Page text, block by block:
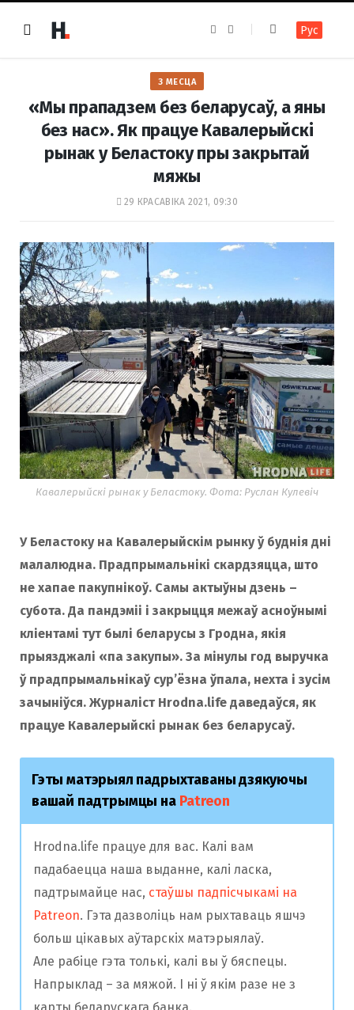
e
k
t
a
m
Рус
З МЕСЦА
«Мы прападзем без беларусаў, а яны
без нас». Як працуе Кавалерыйскі
рынак у Беластоку пры закрытай
мяжы
29 КРАСАВІКА 2021, 09:30
Кавалерыйскі рынак у Беластоку. Фота: Руслан Кулевіч
У Беластоку на Кавалерыйскім рынку ў буднія дні
малалюдна. Прадпрымальнікі скардзяцца, што
не хапае пакупнікоў. Самы актыўны дзень –
субота. Да пандэміі і закрыцця межаў асноўнымі
кліентамі тут былі беларусы з Гродна, якія
прыязджалі «па закупы». За мінулы год выручка
ў прадпрымальнікаў сур’ёзна ўпала, нехта і зусім
зачыніўся. Журналіст Hrodna.life даведаўся, як
працуе Кавалерыйскі рынак без беларусаў.
Гэты матэрыял падрыхтаваны дзякуючы
вашай падтрымцы на Patreon
Hrodna.life працуе для вас. Калі вам
падабаецца наша выданне, калі ласка,
падтрымайце нас, стаўшы падпісчыкамі на
Patreon. Гэта дазволіць нам рыхтаваць яшчэ
больш цікавых аўтарскіх матэрыялаў.
Але рабіце гэта толькі, калі вы ў бяспецы.
Напрыклад – за мяжой. І ні ў якім разе не з
карты беларускага банка.